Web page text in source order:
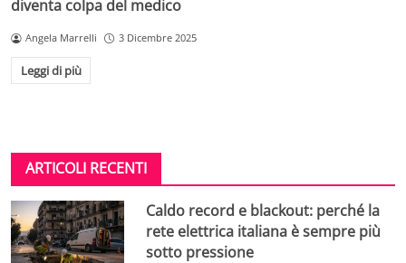
diventa colpa del medico
Angela Marrelli 3 Dicembre 2025
Leggi di più
ARTICOLI RECENTI
Caldo record e blackout: perché la
rete elettrica italiana è sempre più
sotto pressione